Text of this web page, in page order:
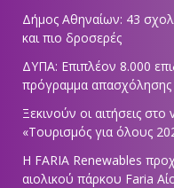
Δήμος Αθηναίων: 43
και πιο δροσερές
ΔΥΠΑ: Επιπλέον 8.000
πρόγραμμα
Ξεκινούν οι αιτήσεις
«Τουρισμός για όλους
Η FARIA Renewables
αιολικού πάρκου Faria